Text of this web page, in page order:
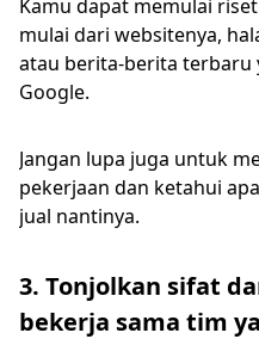
Kamu dapat memulai
mulai dari websitenya,
atau berita-berita terbaru
Google.
Jangan lupa juga untuk
pekerjaan dan ketahui
jual nantinya.
3. Tonjolkan sifat
bekerja sama tim